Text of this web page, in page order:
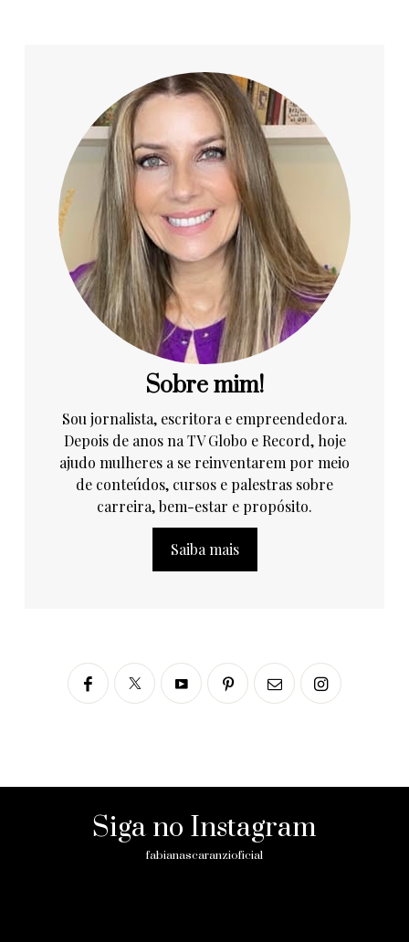
Sobre mim!
Sou jornalista, escritora e empreendedora.
Depois de anos na TV Globo e Record, hoje
ajudo mulheres a se reinventarem por meio
de conteúdos, cursos e palestras sobre
carreira, bem-estar e propósito.
Saiba mais
Siga no Instagram
fabianascaranzioficial